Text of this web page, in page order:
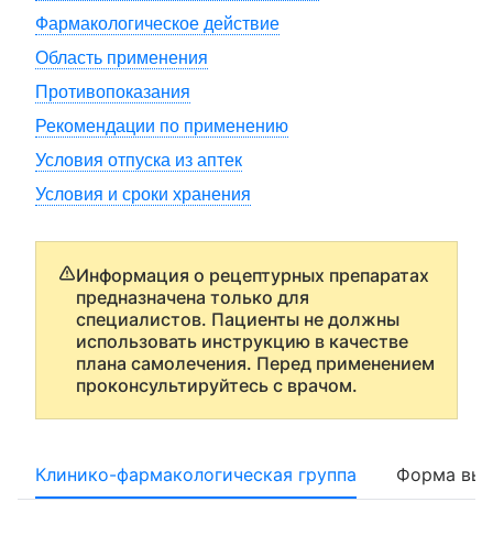
Фармакологическое действие
Область применения
Противопоказания
Рекомендации по применению
Условия отпуска из аптек
Условия и сроки хранения
Информация о рецептурных препаратах
предназначена только для
специалистов. Пациенты не должны
использовать инструкцию в качестве
плана самолечения. Перед применением
проконсультируйтесь с врачом.
Клинико-фармакологическая группа Форма